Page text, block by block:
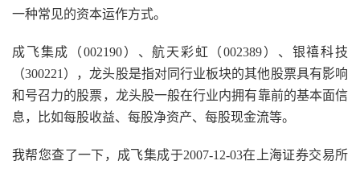
一种常见的资本运作方式。
成飞集成（002190）、航天彩虹（002389）、银禧科技
（300221），龙头股是指对同行业板块的其他股票具有影响
和号召力的股票，龙头股一般在行业内拥有靠前的基本面信
息，比如每股收益、每股净资产、每股现金流等。
我帮您查了一下，成飞集成于2007-12-03在上海证券交易所